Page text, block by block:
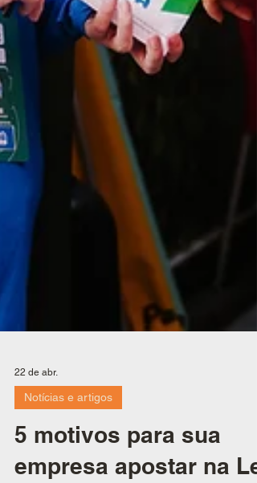
22 de abr.
Notícias e artigos